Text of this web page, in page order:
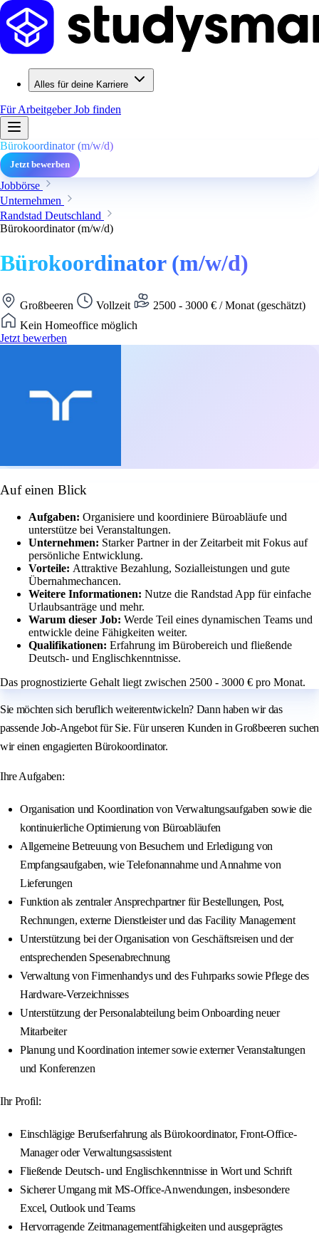
Alles für deine Karriere
Für ArbeitgeberJob finden
Bürokoordinator (m/w/d)
Jetzt bewerben
Jobbörse
Unternehmen
Randstad Deutschland
Bürokoordinator (m/w/d)
Bürokoordinator (m/w/d)
Großbeeren Vollzeit
2500 - 3000 € / Monat (geschätzt)
Kein Homeoffice möglich
Jetzt bewerben
Auf einen Blick
Aufgaben: Organisiere und koordiniere Büroabläufe und
unterstütze bei Veranstaltungen.
Unternehmen: Starker Partner in der Zeitarbeit mit Fokus auf
persönliche Entwicklung.
Vorteile: Attraktive Bezahlung, Sozialleistungen und gute
Übernahmechancen.
Weitere Informationen: Nutze die Randstad App für einfache
Urlaubsanträge und mehr.
Warum dieser Job: Werde Teil eines dynamischen Teams und
entwickle deine Fähigkeiten weiter.
Qualifikationen: Erfahrung im Bürobereich und fließende
Deutsch- und Englischkenntnisse.
Das prognostizierte Gehalt liegt zwischen 2500 - 3000 € pro Monat.
Sie möchten sich beruflich weiterentwickeln? Dann haben wir das
passende Job-Angebot für Sie. Für unseren Kunden in Großbeeren suchen
wir einen engagierten Bürokoordinator.
Ihre Aufgaben:
Organisation und Koordination von Verwaltungsaufgaben sowie die
kontinuierliche Optimierung von Büroabläufen
Allgemeine Betreuung von Besuchern und Erledigung von
Empfangsaufgaben, wie Telefonannahme und Annahme von
Lieferungen
Funktion als zentraler Ansprechpartner für Bestellungen, Post,
Rechnungen, externe Dienstleister und das Facility Management
Unterstützung bei der Organisation von Geschäftsreisen und der
entsprechenden Spesenabrechnung
Verwaltung von Firmenhandys und des Fuhrparks sowie Pflege des
Hardware-Verzeichnisses
Unterstützung der Personalabteilung beim Onboarding neuer
Mitarbeiter
Planung und Koordination interner sowie externer Veranstaltungen
und Konferenzen
Ihr Profil:
Einschlägige Berufserfahrung als Bürokoordinator, Front-Office-
Manager oder Verwaltungsassistent
Fließende Deutsch- und Englischkenntnisse in Wort und Schrift
Sicherer Umgang mit MS-Office-Anwendungen, insbesondere
Excel, Outlook und Teams
Hervorragende Zeitmanagementfähigkeiten und ausgeprägtes